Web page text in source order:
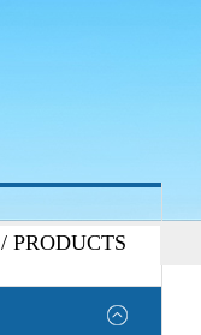
/ PRODUCTS